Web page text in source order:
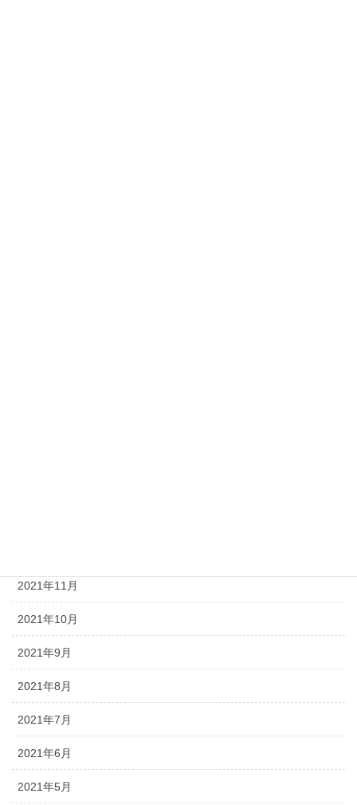
2021年11月
2021年10月
2021年9月
2021年8月
2021年7月
2021年6月
2021年5月